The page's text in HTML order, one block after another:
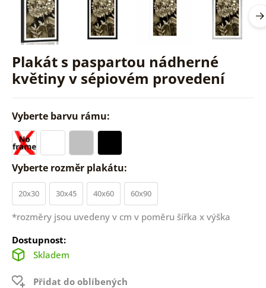
Plakát s paspartou nádherné
květiny v sépiovém provedení
Vyberte barvu rámu:
Vyberte rozměr plakátu:
20x30 30x45 40x60 60x90
*rozměry jsou uvedeny v cm v poměru šířka x výška
Dostupnost:
Skladem
Přidat do oblíbených